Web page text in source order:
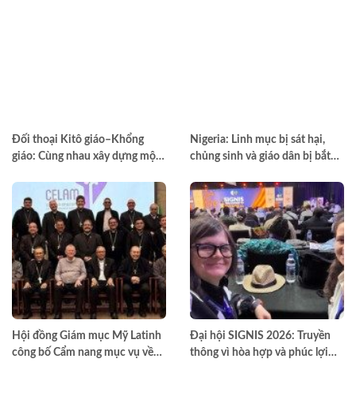
Đối thoại Kitô giáo–Khổng
giáo: Cùng nhau xây dựng một
Nigeria: Linh mục bị sát hại,
chủng sinh và giáo dân bị bắt
Hội đồng Giám mục Mỹ Latinh
công bố Cẩm nang mục vụ về
Đại hội SIGNIS 2026: Truyền
thông vì hòa hợp và phúc lợi